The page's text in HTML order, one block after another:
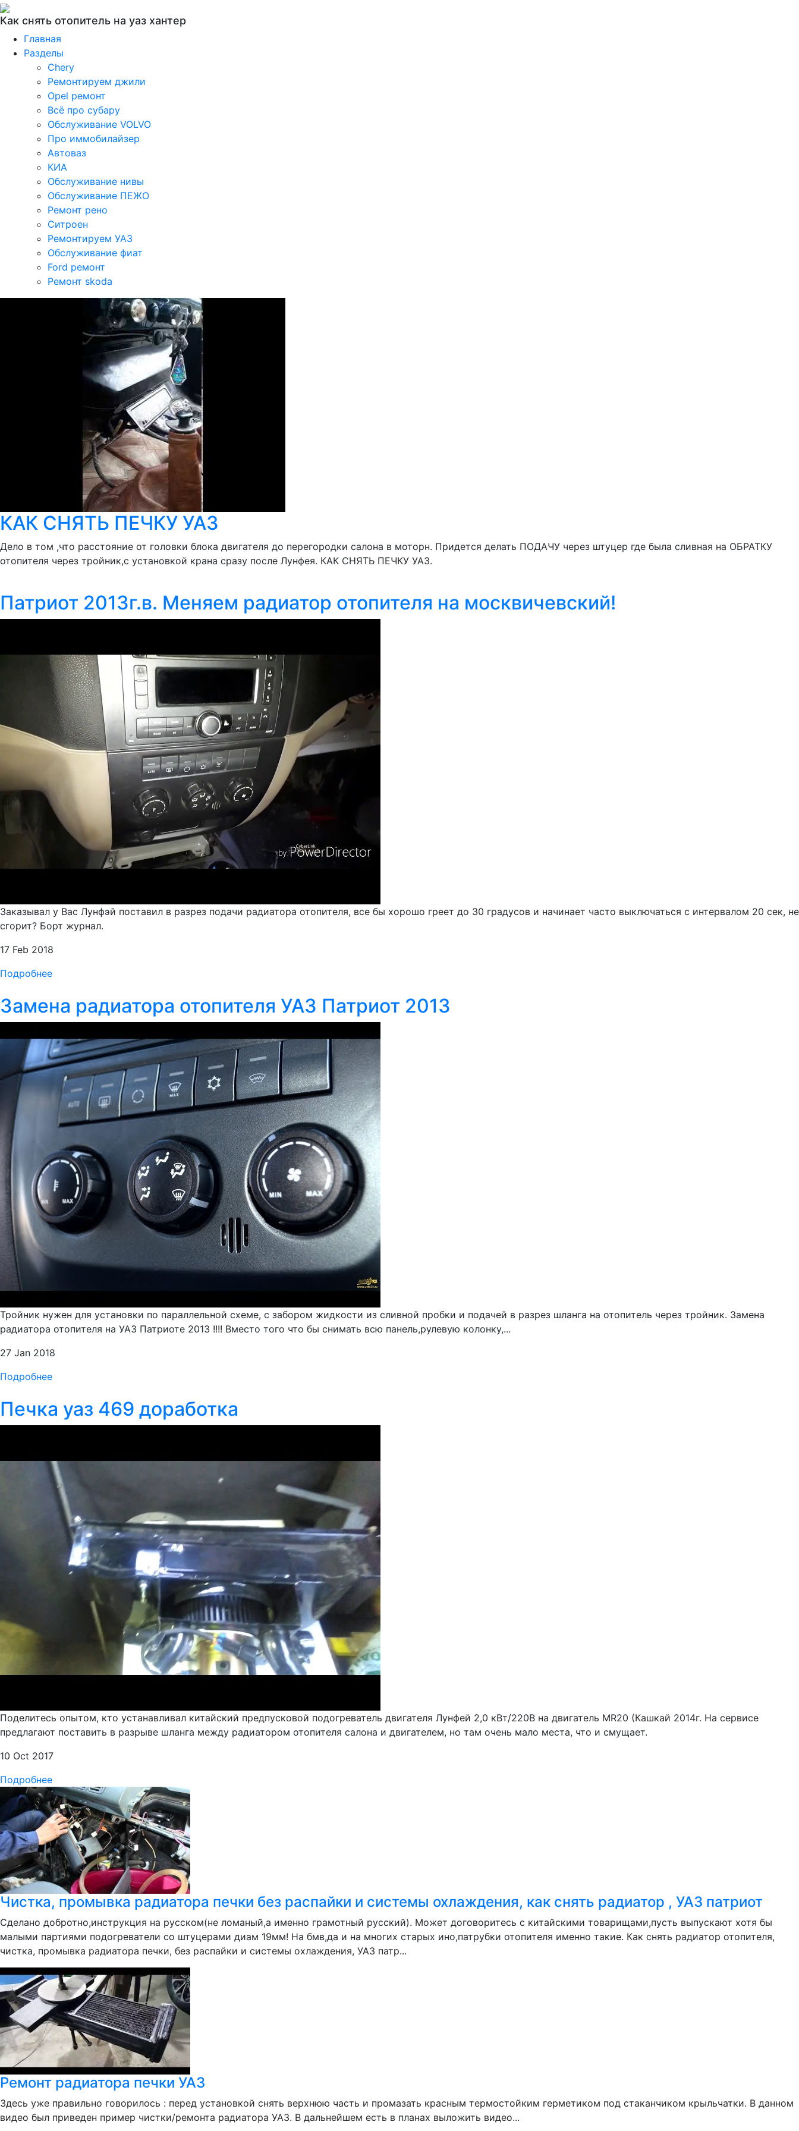
Как снять отопитель на уаз хантер
Главная
Разделы
Chery
Ремонтируем джили
Opel ремонт
Всё про субару
Обслуживание VOLVO
Про иммобилайзер
Автоваз
КИА
Обслуживание нивы
Обслуживание ПЕЖО
Ремонт рено
Ситроен
Ремонтируем УАЗ
Обслуживание фиат
Ford ремонт
Ремонт skoda
КАК СНЯТЬ ПЕЧКУ УАЗ
Дело в том ,что расстояние от головки блока двигателя до перегородки салона в моторн. Придется делать ПОДАЧУ через штуцер где была сливная на ОБРАТКУ
отопителя через тройник,с установкой крана сразу после Лунфея. КАК СНЯТЬ ПЕЧКУ УАЗ.
Патриот 2013г.в. Меняем радиатор отопителя на москвичевский!
Заказывал у Вас Лунфэй поставил в разрез подачи радиатора отопителя, все бы хорошо греет до 30 градусов и начинает часто выключаться с интервалом 20 сек, не
сгорит? Борт журнал.
17 Feb 2018
Подробнее
Замена радиатора отопителя УАЗ Патриот 2013
Тройник нужен для установки по параллельной схеме, с забором жидкости из сливной пробки и подачей в разрез шланга на отопитель через тройник. Замена
радиатора отопителя на УАЗ Патриоте 2013 !!!! Вместо того что бы снимать всю панель,рулевую колонку,...
27 Jan 2018
Подробнее
Печка уаз 469 доработка
Поделитесь опытом, кто устанавливал китайский предпусковой подогреватель двигателя Лунфей 2,0 кВт/220В на двигатель MR20 (Кашкай 2014г. На сервисе
предлагают поставить в разрыве шланга между радиатором отопителя салона и двигателем, но там очень мало места, что и смущает.
10 Oct 2017
Подробнее
Чистка, промывка радиатора печки без распайки и системы охлаждения, как снять радиатор , УАЗ патриот
Сделано добротно,инструкция на русском(не ломаный,а именно грамотный русский). Может договоритесь с китайскими товарищами,пусть выпускают хотя бы
малыми партиями подогреватели со штуцерами диам 19мм! На бмв,да и на многих старых ино,патрубки отопителя именно такие. Как снять радиатор отопителя,
чистка, промывка радиатора печки, без распайки и системы охлаждения, УАЗ патр...
Ремонт радиатора печки УАЗ
Здесь уже правильно говорилось : перед установкой снять верхнюю часть и промазать красным термостойким герметиком под стаканчиком крыльчатки. В данном
видео был приведен пример чистки/ремонта радиатора УАЗ. В дальнейшем есть в планах выложить видео...